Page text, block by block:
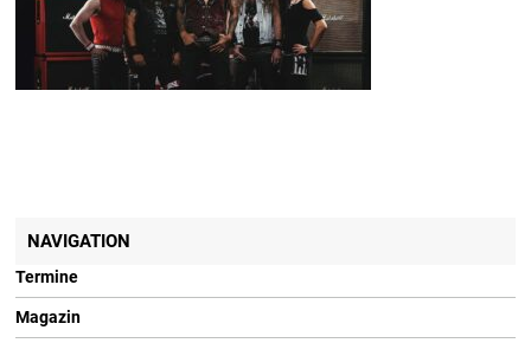
NAVIGATION
Termine
Magazin